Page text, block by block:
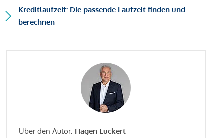
Kreditlaufzeit: Die passende Laufzeit finden und
berechnen
Über den Autor: Hagen Luckert